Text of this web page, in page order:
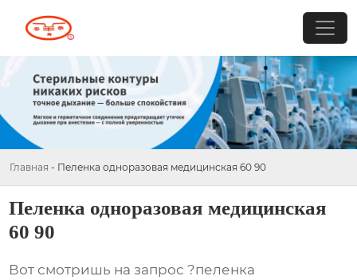
Главная - Пеленка одноразовая медицинская 60 90
Пеленка одноразовая медицинская
60 90
Вот смотришь на запрос ?пеленка